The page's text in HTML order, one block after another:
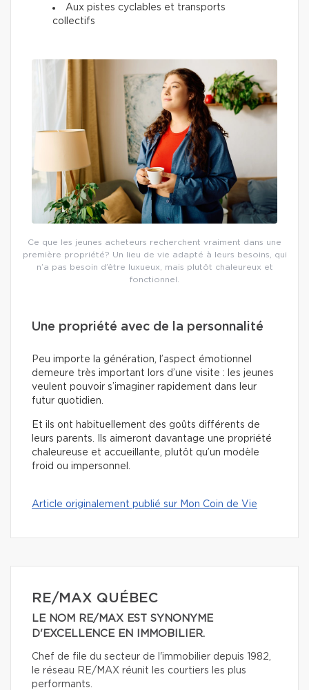
Aux pistes cyclables et transports
collectifs
Ce que les jeunes acheteurs recherchent vraiment dans une
première propriété? Un lieu de vie adapté à leurs besoins, qui
n’a pas besoin d’être luxueux, mais plutôt chaleureux et
fonctionnel.
Une propriété avec de la personnalité
Peu importe la génération, l’aspect émotionnel
demeure très important lors d’une visite : les jeunes
veulent pouvoir s’imaginer rapidement dans leur
futur quotidien.
Et ils ont habituellement des goûts différents de
leurs parents. Ils aimeront davantage une propriété
chaleureuse et accueillante, plutôt qu’un modèle
froid ou impersonnel.
Article originalement publié sur Mon Coin de Vie
RE/MAX QUÉBEC
LE NOM RE/MAX EST SYNONYME
D'EXCELLENCE EN IMMOBILIER.
Chef de file du secteur de l'immobilier depuis 1982,
le réseau RE/MAX réunit les courtiers les plus
performants.